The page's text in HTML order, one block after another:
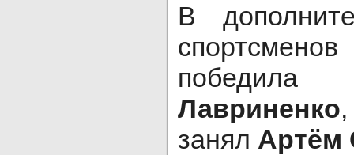
В
Лавриненко
занял Артём